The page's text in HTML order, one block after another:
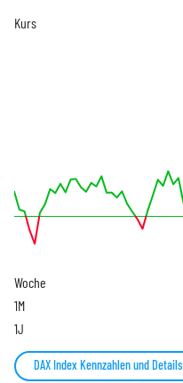
Kurs
Woche
1M
1J
DAX Index Kennzahlen und Details